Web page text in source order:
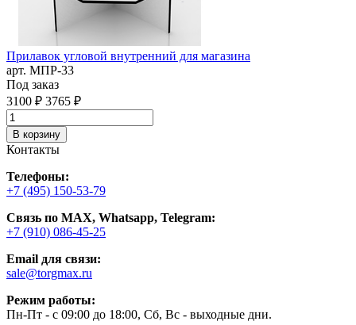
Прилавок угловой внутренний для магазина
арт. MПР-33
Под заказ
3100 ₽ 3765 ₽
В корзину
Контакты
Телефоны:
+7 (495) 150-53-79
Связь по MAX, Whatsapp, Telegram:
+7 (910) 086-45-25
Email для связи:
sale@torgmax.ru
Режим работы:
Пн-Пт - с 09:00 до 18:00, Сб, Вс - выходные дни.